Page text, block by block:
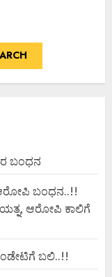
ಬಂಧನ
ಬಂಧನ..!!
ಆರೋಪಿ ಕಾಲಿಗೆ
ಬಲಿ..!!